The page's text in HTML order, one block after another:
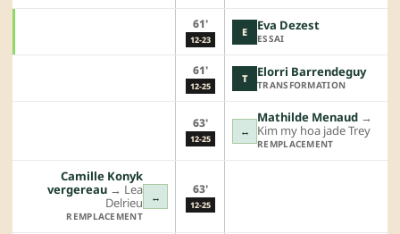
61'
12-23
E Eva Dezest
ESSAI
61'
12-25
T Elorri Barrendeguy
TRANSFORMATION
63'
12-25
↔
Mathilde Menaud →︎
Kim my hoa jade Trey
REMPLACEMENT
↔
Camille Konyk
vergereau →︎ Lea
Delrieu
REMPLACEMENT
63'
12-25